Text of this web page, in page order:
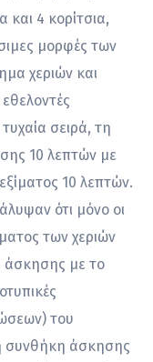
και 4 κορίτσια,
μορφές των
χεριών και
σειρά, τη
10 λεπτών με
10 λεπτών.
ότι μόνο οι
των χεριών
άσκησης με το
του
συνθήκη άσκησης